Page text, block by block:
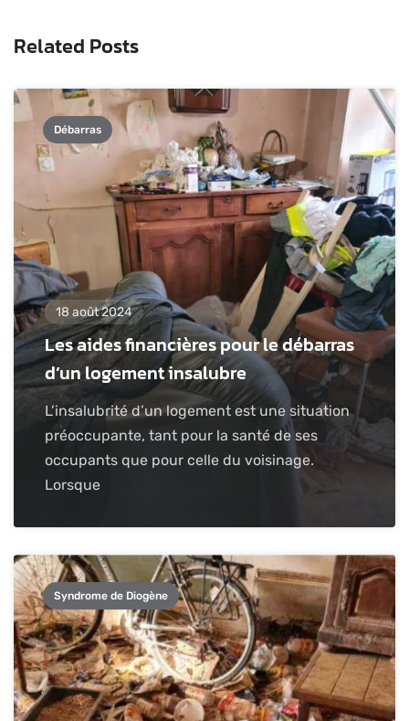
Related Posts
Débarras
18 août 2024
Les aides financières pour le débarras
d’un logement insalubre
L’insalubrité d’un logement est une situation
préoccupante, tant pour la santé de ses
occupants que pour celle du voisinage.
Lorsque
Syndrome de Diogène